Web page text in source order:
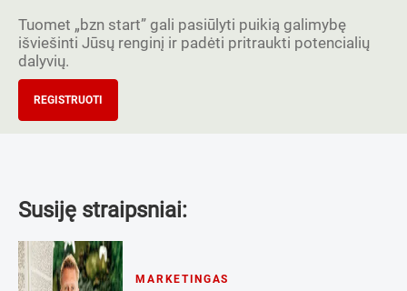
Tuomet „bzn start” gali pasiūlyti puikią galimybę
išviešinti Jūsų renginį ir padėti pritraukti potencialių
dalyvių.
REGISTRUOTI
Susiję straipsniai:
MARKETINGAS